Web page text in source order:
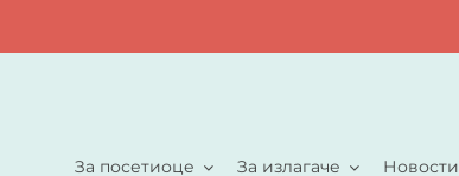
За посетиоце За излагаче Новости